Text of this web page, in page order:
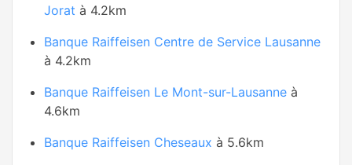
Jorat à 4.2km
Banque Raiffeisen Centre de Service Lausanne
à 4.2km
Banque Raiffeisen Le Mont-sur-Lausanne à
4.6km
Banque Raiffeisen Cheseaux à 5.6km